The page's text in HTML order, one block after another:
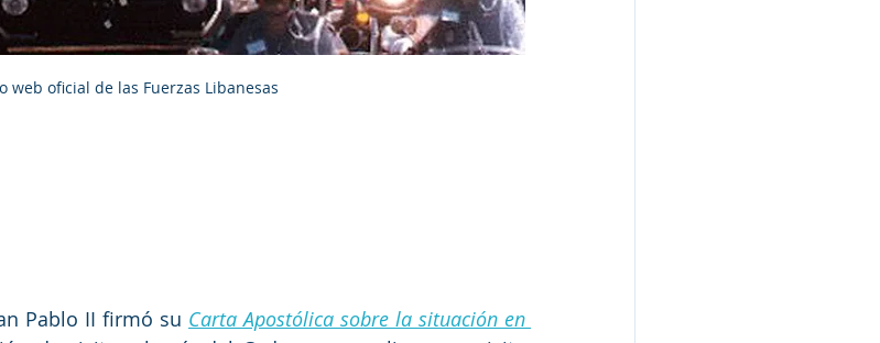
web oficial de las Fuerzas Libanesas
Pablo II firmó su Carta Apostólica sobre la situación en